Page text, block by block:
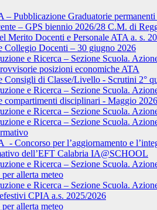
– Pubblicazione Graduatorie
– GPS biennio 2026/28 C.M. di
Merito Docenti e Personale ATA a. s.
Collegio Docenti – 30 giugno 2026
e Ricerca – Sezione Scuola.
posizioni economiche ATA
Consigli di Classe/Livello - Scrutini 2°
e Ricerca – Sezione Scuola.
compartimenti disciplinari - Maggio 2026
e Ricerca – Sezione Scuola.
e Ricerca – Sezione Scuola.
- Concorso per l’aggiornamento e
dell’EFT Calabria IA@SCHOOL
e Ricerca – Sezione Scuola.
allerta meteo
e Ricerca – Sezione Scuola.
CPIA a.s. 2025/2026
allerta meteo